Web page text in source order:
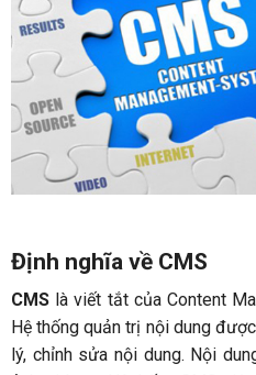
Định nghĩa về CMS
CMS là viết tắt của Content
Hệ thống quản trị nội dung
lý, chỉnh sửa nội dung. Nội